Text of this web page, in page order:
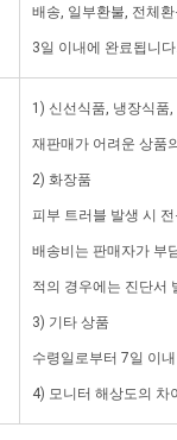
배송, 일부환불, 전체
3일 이내에 완료됩니
1) 신선식품, 냉장식품
재판매가 어려운 상품
2) 화장품
피부 트러블 발생 시
배송비는 판매자가 부
적의 경우에는 진단서
3) 기타 상품
수령일로부터 7일 이
4) 모니터 해상도의 차